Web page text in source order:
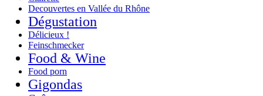
Decouvertes en Vallée du Rhône
Dégustation
Délicieux !
Feinschmecker
Food & Wine
Food porn
Gigondas